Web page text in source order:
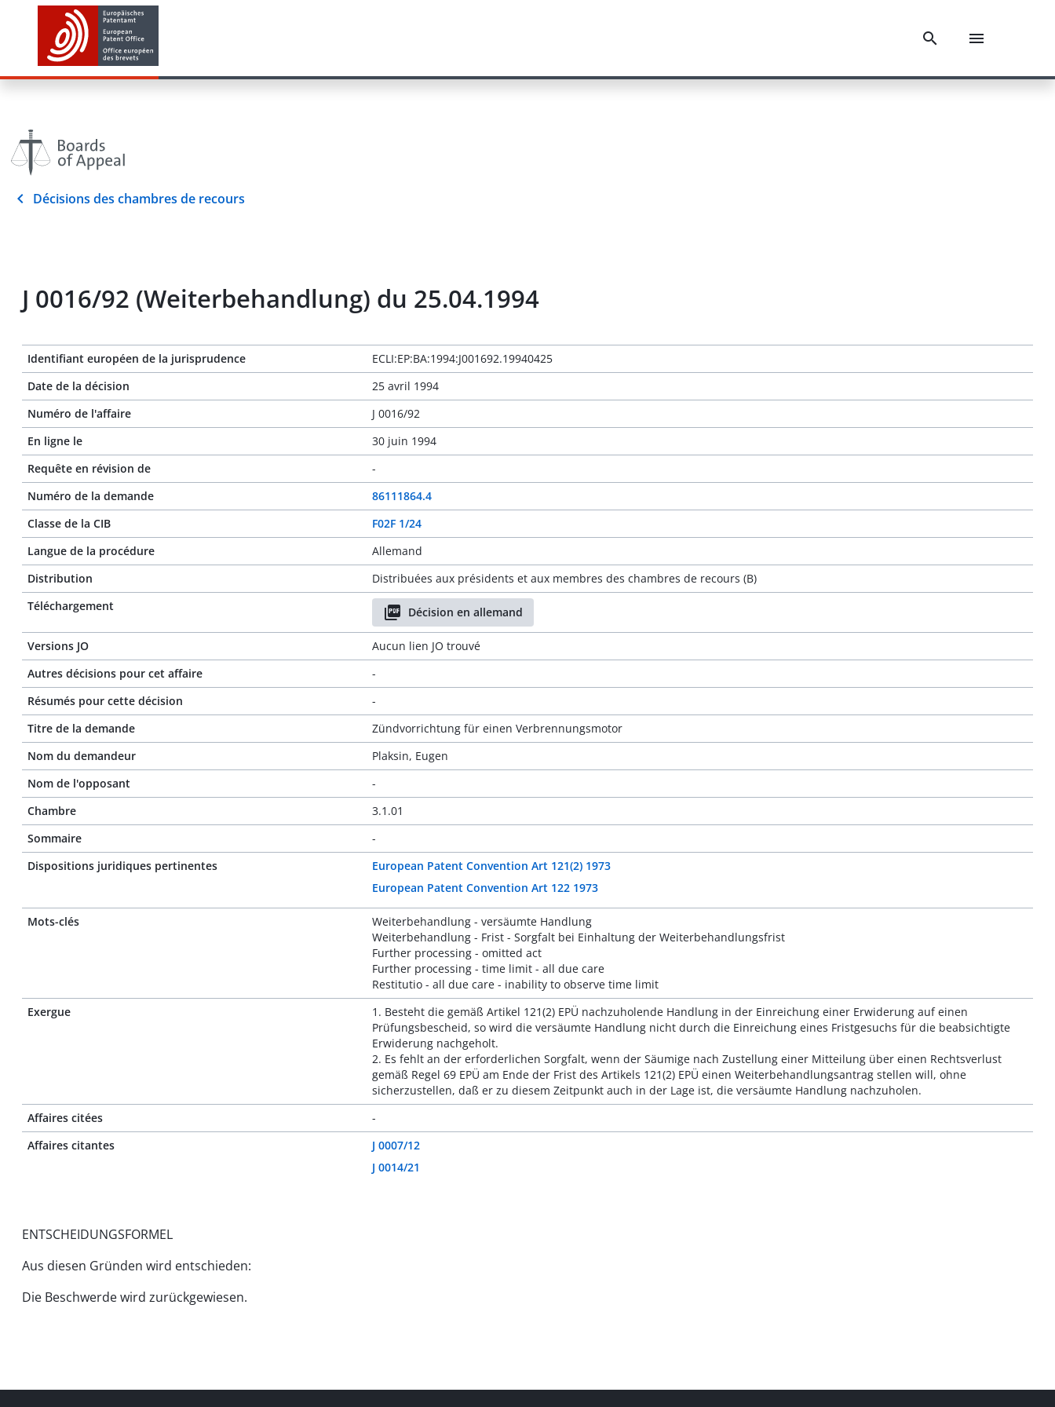
Décisions des chambres de recours
J 0016/92 (Weiterbehandlung) du 25.04.1994
Identifiant européen de la jurisprudence
ECLI:EP:BA:1994:J001692.19940425
Date de la décision
25 avril 1994
Numéro de l'affaire
J 0016/92
En ligne le
30 juin 1994
Requête en révision de
-
Numéro de la demande
86111864.4
Classe de la CIB
F02F 1/24
Langue de la procédure
Allemand
Distribution
Distribuées aux présidents et aux membres des chambres de recours (B)
Téléchargement
Décision en allemand
Versions JO
Aucun lien JO trouvé
Autres décisions pour cet affaire
-
Résumés pour cette décision
-
Titre de la demande
Zündvorrichtung für einen Verbrennungsmotor
Nom du demandeur
Plaksin, Eugen
Nom de l'opposant
-
Chambre
3.1.01
Sommaire
-
Dispositions juridiques pertinentes
European Patent Convention Art 121(2) 1973
European Patent Convention Art 122 1973
Mots-clés
Weiterbehandlung - versäumte Handlung
Weiterbehandlung - Frist - Sorgfalt bei Einhaltung der Weiterbehandlungsfrist
Further processing - omitted act
Further processing - time limit - all due care
Restitutio - all due care - inability to observe time limit
Exergue
1. Besteht die gemäß Artikel 121(2) EPÜ nachzuholende Handlung in der Einreichung einer Erwiderung auf einen
Prüfungsbescheid, so wird die versäumte Handlung nicht durch die Einreichung eines Fristgesuchs für die beabsichtigte
Erwiderung nachgeholt.
2. Es fehlt an der erforderlichen Sorgfalt, wenn der Säumige nach Zustellung einer Mitteilung über einen Rechtsverlust
gemäß Regel 69 EPÜ am Ende der Frist des Artikels 121(2) EPÜ einen Weiterbehandlungsantrag stellen will, ohne
sicherzustellen, daß er zu diesem Zeitpunkt auch in der Lage ist, die versäumte Handlung nachzuholen.
Affaires citées
-
Affaires citantes
J 0007/12
J 0014/21
ENTSCHEIDUNGSFORMEL
Aus diesen Gründen wird entschieden:
Die Beschwerde wird zurückgewiesen.